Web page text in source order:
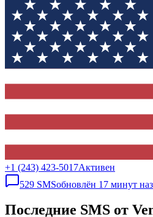
+1 (243) 423-5017Активен
529 SMSобновлён 17 минут
Последние SMS от